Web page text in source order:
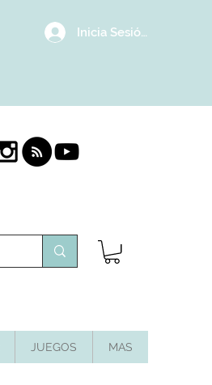
Inicia Sesión/
JUEGOS MAS